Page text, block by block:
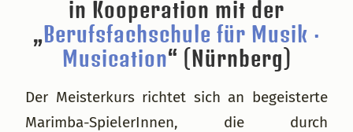
in Kooperation mit der
„Berufsfachschule für Musik ·
Musication“ (Nürnberg)
Der Meisterkurs richtet sich an begeisterte
Marimba-SpielerInnen, die durch